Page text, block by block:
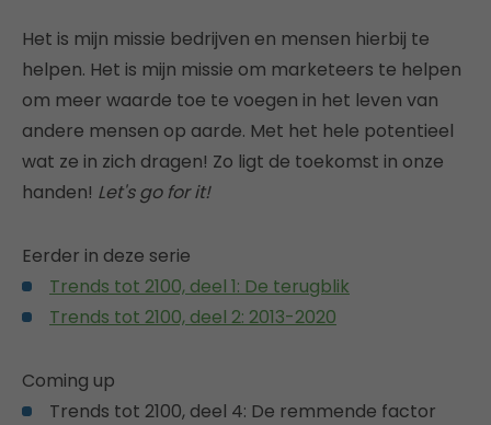
Het is mijn missie bedrijven en mensen hierbij te
helpen. Het is mijn missie om marketeers te helpen
om meer waarde toe te voegen in het leven van
andere mensen op aarde. Met het hele potentieel
wat ze in zich dragen! Zo ligt de toekomst in onze
handen! Let's go for it!
Eerder in deze serie
Trends tot 2100, deel 1: De terugblik
Trends tot 2100, deel 2: 2013-2020
Coming up
Trends tot 2100, deel 4: De remmende factor